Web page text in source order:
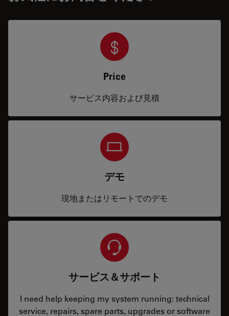
Price
サービス内容および見積
デモ
現地またはリモートでのデモ
サービス＆サポート
I need help keeping my system running: technical
service, repairs, spare parts, upgrades or software